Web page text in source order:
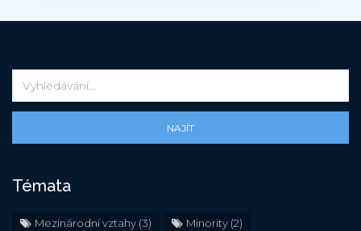
NAJÍT
Témata
Mezinárodní vztahy (3) Minority (2)